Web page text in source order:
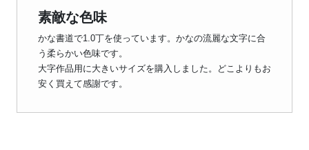
素敵な色味
かな書道で1.0丁を使っています。かなの流麗な文字に合
う柔らかい色味です。
大字作品用に大きいサイズを購入しました。どこよりもお
安く買えて感謝です。